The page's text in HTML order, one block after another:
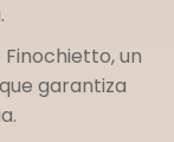
Finochietto, un
garantiza